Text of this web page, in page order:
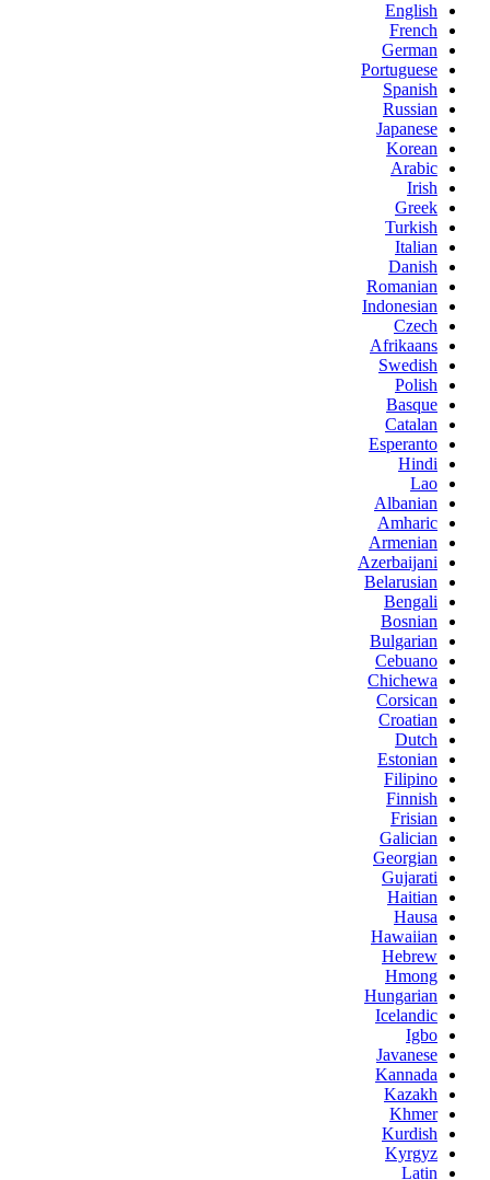
English
French
German
Portuguese
Spanish
Russian
Japanese
Korean
Arabic
Irish
Greek
Turkish
Italian
Danish
Romanian
Indonesian
Czech
Afrikaans
Swedish
Polish
Basque
Catalan
Esperanto
Hindi
Lao
Albanian
Amharic
Armenian
Azerbaijani
Belarusian
Bengali
Bosnian
Bulgarian
Cebuano
Chichewa
Corsican
Croatian
Dutch
Estonian
Filipino
Finnish
Frisian
Galician
Georgian
Gujarati
Haitian
Hausa
Hawaiian
Hebrew
Hmong
Hungarian
Icelandic
Igbo
Javanese
Kannada
Kazakh
Khmer
Kurdish
Kyrgyz
Latin